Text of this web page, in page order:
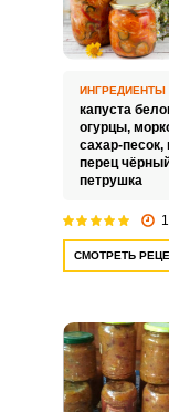
ИНГРЕДИЕНТЫ
капуста
огурцы,
сахар-песок,
перец
петрушка
СМОТРЕТЬ